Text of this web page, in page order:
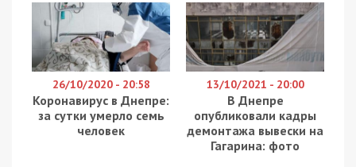
Російські війська майже 50 разів атакували
чотири райони Дніпропетровської області
безпілотниками, артилерією та ракетою.
Внаслідок обстрілів поранення дістав 46-річний
чоловік. Про це повідомив начальник
Дніпропетровської ОВА Олександр Ганжа, передає
49000.
На Нікопольщині під ударами опинилися